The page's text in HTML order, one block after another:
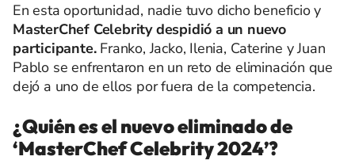
En esta oportunidad, nadie tuvo dicho beneficio y
MasterChef Celebrity despidió a un nuevo
participante. Franko, Jacko, Ilenia, Caterine y Juan
Pablo se enfrentaron en un reto de eliminación que
dejó a uno de ellos por fuera de la competencia.
¿Quién es el nuevo eliminado de
‘MasterChef Celebrity 2024’?